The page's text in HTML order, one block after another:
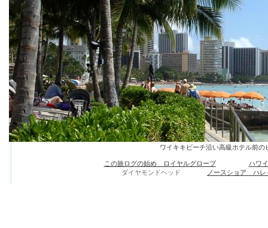
ワイキキビーチ沿い高級ホテル前
この旅ログの始め ロイヤルグローブ
ハワ
ダイヤモンドヘッド
ノースショア ハレ